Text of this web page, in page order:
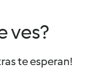
ves?
te esperan!